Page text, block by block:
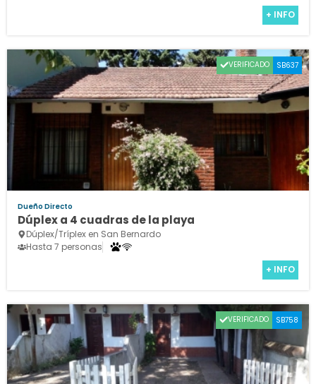
+ INFO
VERIFICADO SB637
Dueño Directo
Dúplex a 4 cuadras de la playa
Dúplex/Tríplex en San Bernardo
Hasta 7 personas
+ INFO
VERIFICADO SB758